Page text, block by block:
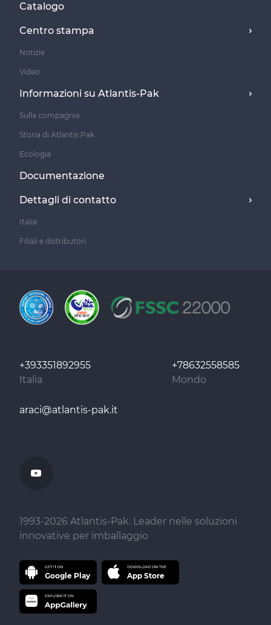
Catalogo
Centro stampa
Notizie
Video
Informazioni su Atlantis-Pak
Sulla compagnia
Storia di Atlantis Pak
Ecologia
Documentazione
Dettagli di contatto
Italia
Filiali e distributori
+393351892955
Italia
araci@atlantis-pak.it
+78632558585
Mondo
1993-2026 Atlantis-Pak. Leader nelle soluzioni
innovative per imballaggio